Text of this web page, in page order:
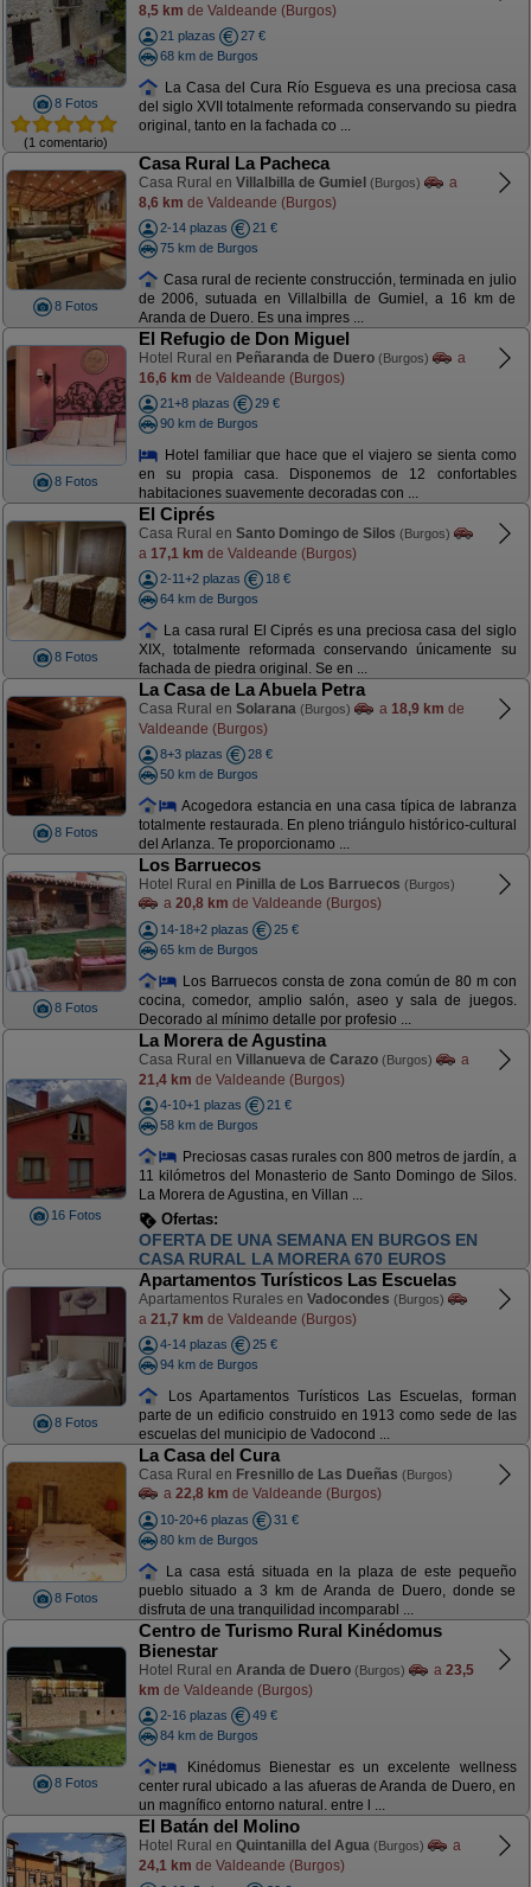
8 Fotos
(1 comentario)
8,5 km de Valdeande (Burgos)
21 plazas
27 €
68 km de Burgos
La Casa del Cura Río Esgueva es una preciosa casa
del siglo XVII totalmente reformada conservando su piedra
original, tanto en la fachada co ...
8 Fotos
Casa Rural La Pacheca
Casa Rural en Villalbilla de Gumiel (Burgos)
a
8,6 km de Valdeande (Burgos)
2-14 plazas
21 €
75 km de Burgos
Casa rural de reciente construcción, terminada en julio
de 2006, sutuada en Villalbilla de Gumiel, a 16 km de
Aranda de Duero. Es una impres ...
8 Fotos
El Refugio de Don Miguel
Hotel Rural en Peñaranda de Duero (Burgos)
a
16,6 km de Valdeande (Burgos)
21+8 plazas
29 €
90 km de Burgos
Hotel familiar que hace que el viajero se sienta como
en su propia casa. Disponemos de 12 confortables
habitaciones suavemente decoradas con ...
8 Fotos
El Ciprés
Casa Rural en Santo Domingo de Silos (Burgos)
a 17,1 km de Valdeande (Burgos)
2-11+2 plazas
18 €
64 km de Burgos
La casa rural El Ciprés es una preciosa casa del siglo
XIX, totalmente reformada conservando únicamente su
fachada de piedra original. Se en ...
8 Fotos
La Casa de La Abuela Petra
Casa Rural en Solarana (Burgos) a 18,9 km de
Valdeande (Burgos)
8+3 plazas
28 €
50 km de Burgos
Acogedora estancia en una casa típica de labranza
totalmente restaurada. En pleno triángulo histórico-cultural
del Arlanza. Te proporcionamo ...
8 Fotos
Los Barruecos
Hotel Rural en Pinilla de Los Barruecos (Burgos)
a 20,8 km de Valdeande (Burgos)
14-18+2 plazas
25 €
65 km de Burgos
Los Barruecos consta de zona común de 80 m con
cocina, comedor, amplio salón, aseo y sala de juegos.
Decorado al mínimo detalle por profesio ...
16 Fotos
La Morera de Agustina
Casa Rural en Villanueva de Carazo (Burgos)
a
21,4 km de Valdeande (Burgos)
4-10+1 plazas
21 €
58 km de Burgos
Preciosas casas rurales con 800 metros de jardín, a
11 kilómetros del Monasterio de Santo Domingo de Silos.
La Morera de Agustina, en Villan ...
Ofertas:
OFERTA NOCHEBUENA. 850 EUROS. DEL 21
AL 25 DICIEMBRE DIAS FANTÁSTICOS
8 Fotos
Apartamentos Turísticos Las Escuelas
Apartamentos Rurales en Vadocondes (Burgos)
a 21,7 km de Valdeande (Burgos)
4-14 plazas
25 €
94 km de Burgos
Los Apartamentos Turísticos Las Escuelas, forman
parte de un edificio construido en 1913 como sede de las
escuelas del municipio de Vadocond ...
8 Fotos
La Casa del Cura
Casa Rural en Fresnillo de Las Dueñas (Burgos)
a 22,8 km de Valdeande (Burgos)
10-20+6 plazas
31 €
80 km de Burgos
La casa está situada en la plaza de este pequeño
pueblo situado a 3 km de Aranda de Duero, donde se
disfruta de una tranquilidad incomparabl ...
8 Fotos
Centro de Turismo Rural Kinédomus
Bienestar
Hotel Rural en Aranda de Duero (Burgos) a 23,5
km de Valdeande (Burgos)
2-16 plazas
49 €
84 km de Burgos
Kinédomus Bienestar es un excelente wellness
center rural ubicado a las afueras de Aranda de Duero, en
un magnífico entorno natural. entre l ...
El Batán del Molino
Hotel Rural en Quintanilla del Agua (Burgos)
a
24,1 km de Valdeande (Burgos)